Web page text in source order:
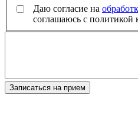
Даю согласие на
соглашаюсь с политикой
Записаться на прием